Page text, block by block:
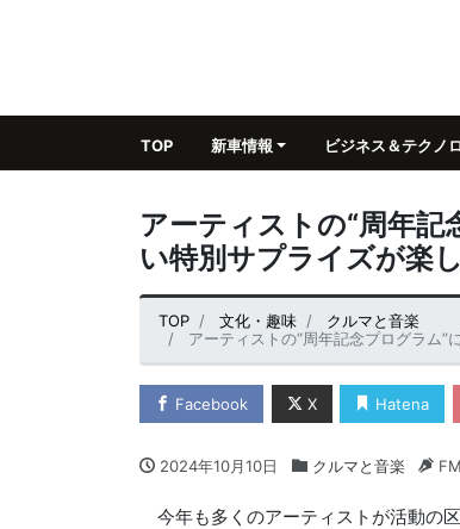
TOP 新車情報 ビジネス＆テクノ
アーティストの“周年記
い特別サプライズが楽
TOP 文化・趣味
クルマと音楽
アーティストの“周年記念プログラム
Facebook X Hatena
2024年10月10日 クルマと音楽
今年も多くのアーティストが活動の